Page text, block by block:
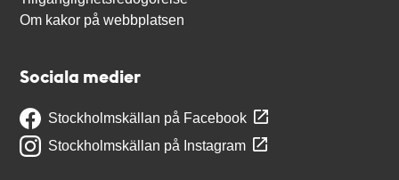
Om kakor på webbplatsen
Sociala medier
Stockholmskällan på Facebook
Stockholmskällan på Instagram